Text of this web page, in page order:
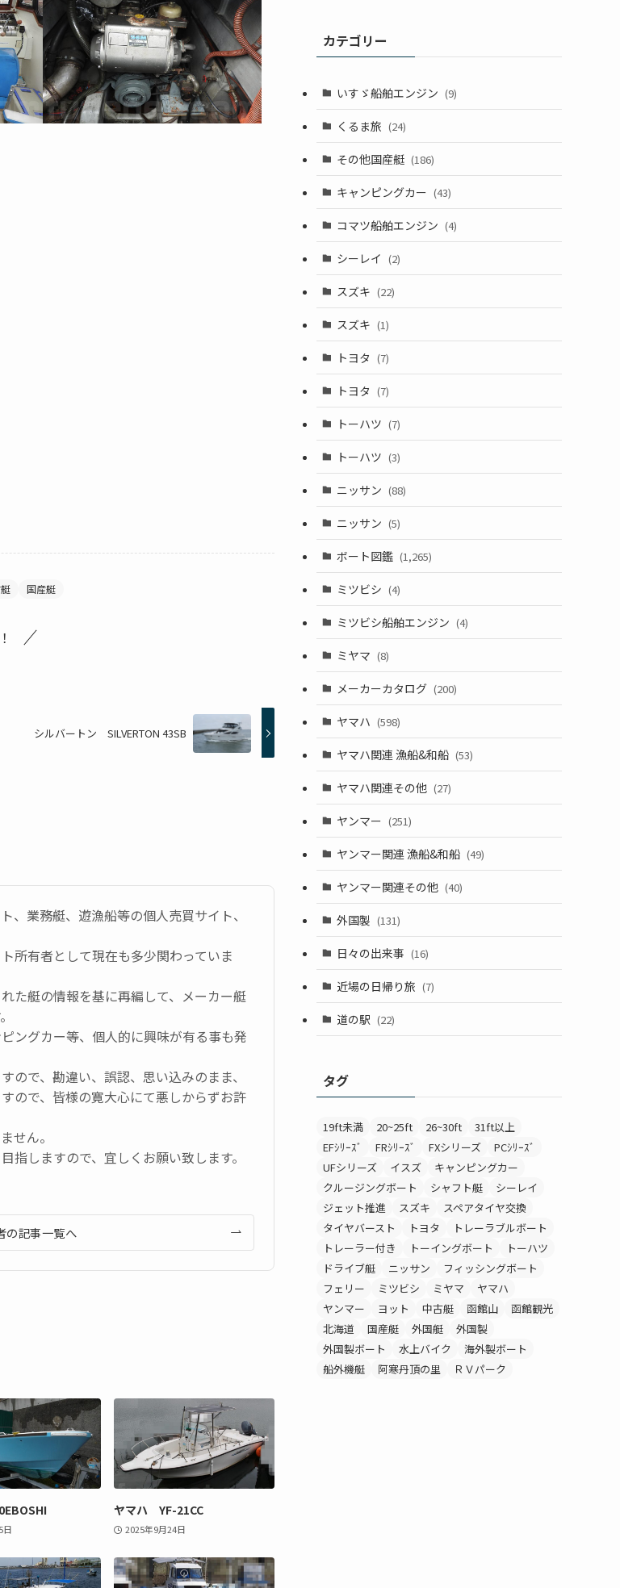
国産艇
シルバートン SILVERTON 43SB
、業務艇、遊漁船等の個人売買サイト、
所有者として現在も多少関わっていま
た艇の情報を基に再編して、メーカー艇
ングカー等、個人的に興味が有る事も発
ので、勘違い、誤認、思い込みのまま、
ので、皆様の寛大心にて悪しからずお許
せん。
指しますので、宜しくお願い致します。
の記事一覧へ
日
ヤマハ YF-21CC
2025年9月24日
カテゴリー
いすゞ船舶エンジン (9)
くるま旅 (24)
その他国産艇 (186)
キャンピングカー (43)
コマツ船舶エンジン (4)
シーレイ (2)
スズキ (22)
スズキ (1)
トヨタ (7)
トヨタ (7)
トーハツ (7)
トーハツ (3)
ニッサン (88)
ニッサン (5)
ボート図鑑 (1,265)
ミツビシ (4)
ミツビシ船舶エンジン (4)
ミヤマ (8)
メーカーカタログ (200)
ヤマハ (598)
ヤマハ関連 漁船&和船 (53)
ヤマハ関連その他 (27)
ヤンマー (251)
ヤンマー関連 漁船&和船 (49)
ヤンマー関連その他 (40)
外国製 (131)
日々の出来事 (16)
近場の日帰り旅 (7)
道の駅 (22)
タグ
19ft未満 20~25ft 26~30ft
31ft以上
EFｼﾘｰｽﾞ
FRｼﾘｰｽﾞ FXシリーズ
PCｼﾘｰｽﾞ
UFシリーズ
イスズ
キャンピングカー
クルージングボート
シャフト艇
シーレイ
ジェット推進
スズキ
スペアタイヤ交換
タイヤバースト
トヨタ
トレーラブルボート
トレーラー付き
トーイングボート
トーハツ
ドライブ艇
ニッサン
フィッシングボート
フェリー
ミツビシ ミヤマ
ヤマハ
ヤンマー
ヨット 中古艇 函館山
函館観光
北海道
国産艇 外国艇
外国製
外国製ボート
水上バイク
海外製ボート
船外機艇
阿寒丹頂の里 ＲＶパーク